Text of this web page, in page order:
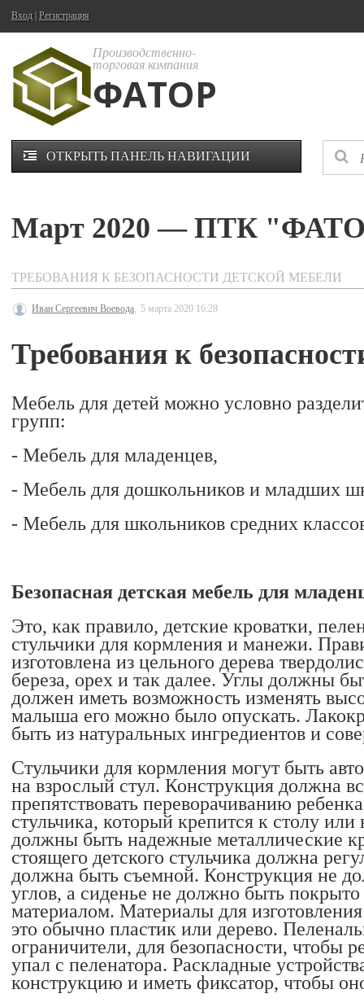
Вход Регистрация
Производственно-
торговая компания
ФАТОР
ОТКРЫТЬ ПАНЕЛЬ НАВИГАЦИИ
Март 2020 — ПТК
ТРЕБОВАНИЯ К БЕЗОПАСНОСТИ ДЕТСКОЙ МЕБЕЛИ
Иван Сергеевич Воевода, 5 марта 2020 16:28
Требования к
Мебель для детей можно условно
групп:
- Мебель для младенцев,
- Мебель для дошкольников и младших
- Мебель для школьников средних
Безопасная детская мебель для
Это, как правило, детские кроватки,
стульчики для кормления и манежи.
изготовлена из цельного дерева
береза, орех и так далее. Углы должны
должен иметь возможность изменять
малыша его можно было опускать.
быть из натуральных ингредиентов и
Стульчики для кормления могут быть
на взрослый стул. Конструкция должна
препятствовать переворачиванию
стульчика, который крепится к столу или
должны быть надежные металлические
стоящего детского стульчика должна
должна быть съемной. Конструкция не
углов, а сиденье не должно быть
материалом. Материалы для
это обычно пластик или дерево.
ограничители, для безопасности, чтобы
упал с пеленатора. Раскладные
конструкцию и иметь фиксатор, чтобы